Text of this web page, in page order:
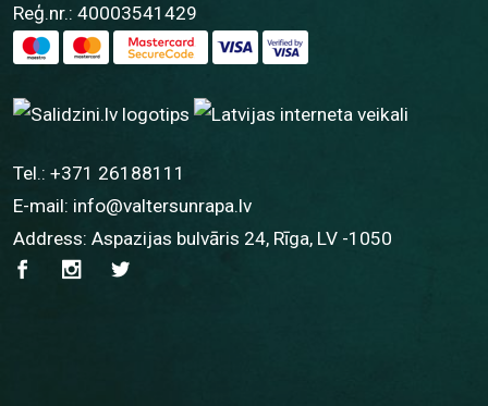
Reģ.nr.: 40003541429
Tel.: +371 26188111
E-mail: info@valtersunrapa.lv
Address: Aspazijas bulvāris 24, Rīga, LV -1050